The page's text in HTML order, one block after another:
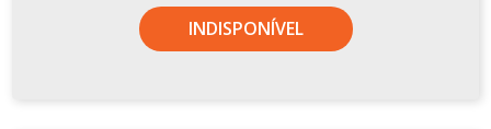
INDISPONÍVEL